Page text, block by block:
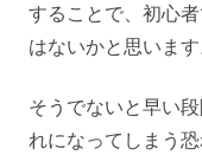
することで、初心
はないかと思います
そうでないと早い
れになってしまう